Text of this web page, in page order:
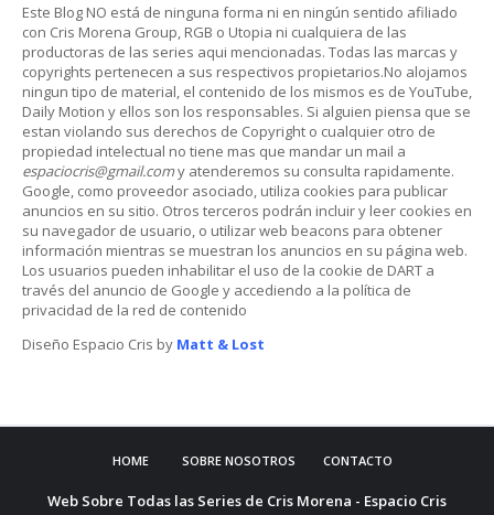
Este Blog NO está de ninguna forma ni en ningún sentido afiliado
con Cris Morena Group, RGB o Utopia ni cualquiera de las
productoras de las series aqui mencionadas. Todas las marcas y
copyrights pertenecen a sus respectivos propietarios.No alojamos
ningun tipo de material, el contenido de los mismos es de YouTube,
Daily Motion y ellos son los responsables. Si alguien piensa que se
estan violando sus derechos de Copyright o cualquier otro de
propiedad intelectual no tiene mas que mandar un mail a
espaciocris@gmail.comy atenderemos su consulta rapidamente.
Google, como proveedor asociado, utiliza cookies para publicar
anuncios en su sitio. Otros terceros podrán incluir y leer cookies en
su navegador de usuario, o utilizar web beacons para obtener
información mientras se muestran los anuncios en su página web.
Los usuarios pueden inhabilitar el uso de la cookie de DART a
través del anuncio de Google y accediendo a la política de
privacidad de la red de contenido
Diseño Espacio Cris by Matt & Lost
HOME SOBRE NOSOTROS CONTACTO
Web Sobre Todas las Series de Cris Morena - Espacio Cris